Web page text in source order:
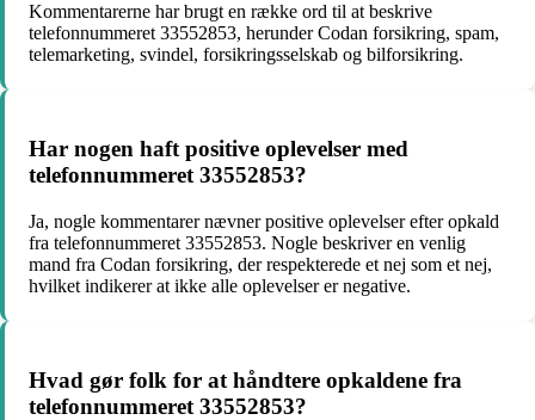
Kommentarerne har brugt en række ord til at beskrive
telefonnummeret 33552853, herunder Codan forsikring, spam,
telemarketing, svindel, forsikringsselskab og bilforsikring.
Har nogen haft positive oplevelser med
telefonnummeret 33552853?
Ja, nogle kommentarer nævner positive oplevelser efter opkald
fra telefonnummeret 33552853. Nogle beskriver en venlig
mand fra Codan forsikring, der respekterede et nej som et nej,
hvilket indikerer at ikke alle oplevelser er negative.
Hvad gør folk for at håndtere opkaldene fra
telefonnummeret 33552853?